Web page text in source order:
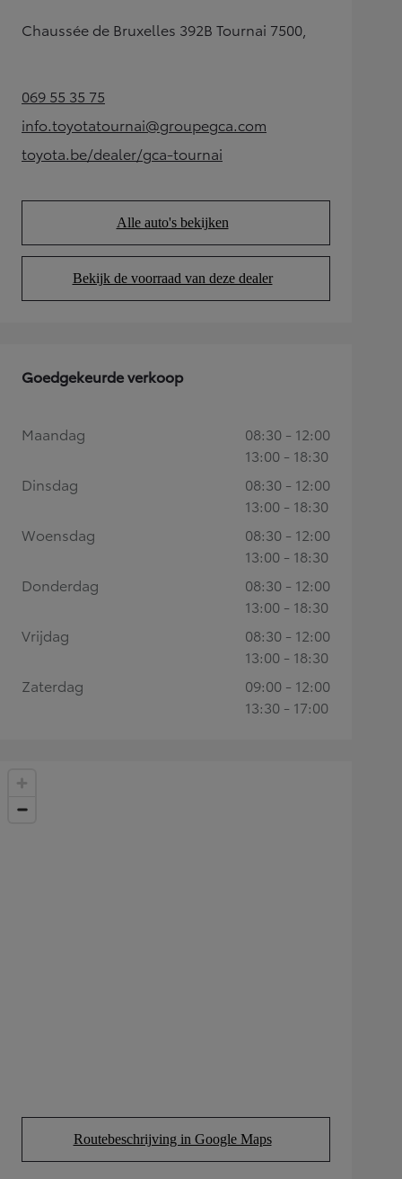
Chaussée de Bruxelles 392B Tournai 7500,
069 55 35 75(Opens in new tab)
info.toyotatournai@groupegca.com
(Opens in new tab)
toyota.be/dealer/gca-tournai
(Opens in new tab)
Alle auto's bekijken
(Opens in new tab)
Bekijk de voorraad van deze dealer
(Opens in new tab)
Routebeschrijving in Google Maps
(Opens in new tab)
Goedgekeurde verkoop
Maandag
08:30 - 12:00
13:00 - 18:30
Dinsdag
08:30 - 12:00
13:00 - 18:30
Woensdag
08:30 - 12:00
13:00 - 18:30
Donderdag
08:30 - 12:00
13:00 - 18:30
Vrijdag
08:30 - 12:00
13:00 - 18:30
Zaterdag
09:00 - 12:00
13:30 - 17:00